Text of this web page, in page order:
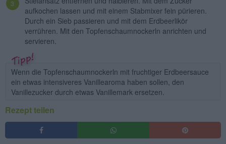
aufkochen lassen und mit einem Stabmixer fein pürieren.
Durch ein Sieb passieren und mit dem Erdbeerlikör
verrühren. Mit den Topfenschaumnockerln anrichten und
servieren.
Wenn die Topfenschaumnockerln mit fruchtiger Erdbeersauce
ein etwas intensiveres Vanillearoma haben sollen, den
Vanillezucker durch etwas Vanillemark ersetzen.
Rezept teilen